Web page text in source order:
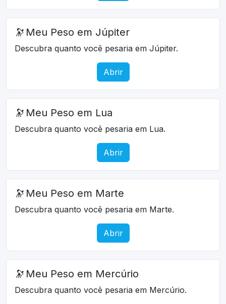
🔭 Meu Peso em Júpiter
Descubra quanto você pesaria em Júpiter.
Abrir
🔭 Meu Peso em Lua
Descubra quanto você pesaria em Lua.
Abrir
🔭 Meu Peso em Marte
Descubra quanto você pesaria em Marte.
Abrir
🔭 Meu Peso em Mercúrio
Descubra quanto você pesaria em Mercúrio.